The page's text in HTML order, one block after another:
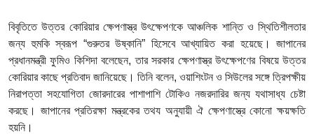
বিবৃতিতে উত্তর কোরিয়ার ক্ষেপণাস্ত্র উৎক্ষেপণকে আঞ্চলিক শান্তি ও স্থিতিশীলতার
জন্য হুমকি স্বরূপ “গুরুতরউষ্কানি” হিসেবে আখ্যায়িত করা হয়েছে।
জাপানের
প্রধানমন্ত্রী ফুমিও কিশিদা বলেছেন, তার সরকার ক্ষেপণাস্ত্র উৎক্ষেপণের বিষয়ে উত্তর
কোরিয়ার কাছে প্রতিবাদ জানিয়েছে। তিনি বলেন, ওয়াশিংটন ও সিউলের সঙ্গে ত্রিপক্ষীয়
নিরাপত্তা সহযোগিতা জোরদারের পাশাপাশি টোকিও নজরদারির জন্য যথাসাধ্য চেষ্টা
করছে। জাপানের প্রতিরক্ষা মন্ত্রকের তথয অনুযায়ী ঐ ক্ষেপণাস্ত্রে কোনো ক্ষয়ক্ষতি
হয়নি।